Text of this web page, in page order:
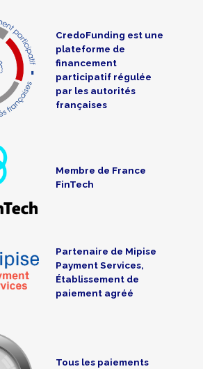
CredoFunding est une
plateforme de
financement
participatif régulée
par les autorités
françaises
Membre de France
FinTech
Partenaire de Mipise
Payment Services,
Établissement de
paiement agréé
Tous les paiements